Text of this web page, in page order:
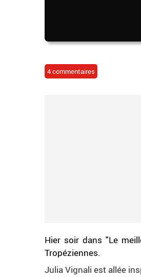
4 commentaires
Hier soir dans "Le
Tropéziennes.
Julia Vignali est allée